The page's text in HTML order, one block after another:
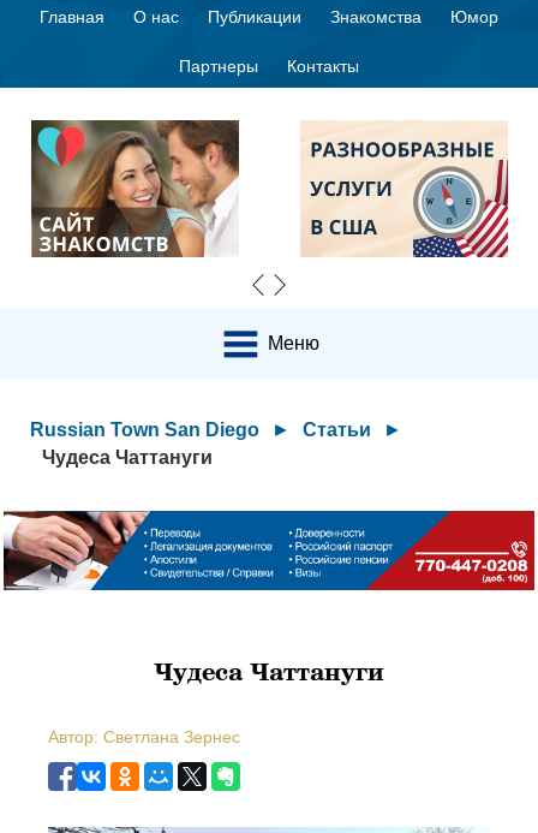
Главная О нас Публикации Знакомства Юмор
Партнеры Контакты
Меню
Russian Town San Diego ► Статьи
►
Чудеса Чаттануги
Чудеса Чаттануги
Автор: Светлана Зернес